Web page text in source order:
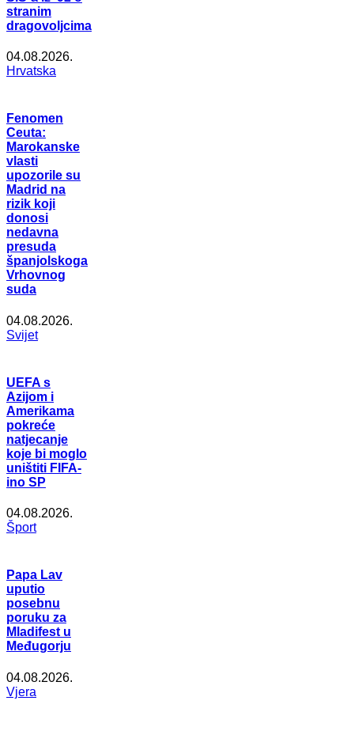
stranim
dragovoljcima
04.08.2026.
Hrvatska
Fenomen
Ceuta:
Marokanske
vlasti
upozorile su
Madrid na
rizik koji
donosi
nedavna
presuda
španjolskoga
Vrhovnog
suda
04.08.2026.
Svijet
UEFA s
Azijom i
Amerikama
pokreće
natjecanje
koje bi moglo
uništiti FIFA-
ino SP
04.08.2026.
Šport
Papa Lav
uputio
posebnu
poruku za
Mladifest u
Međugorju
04.08.2026.
Vjera